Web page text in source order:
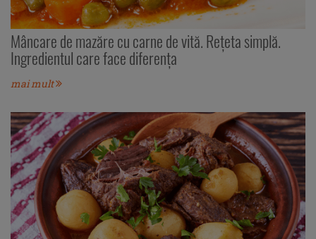
Mâncare de mazăre cu carne de vită. Rețeta simplă.
Ingredientul care face diferența
mai mult